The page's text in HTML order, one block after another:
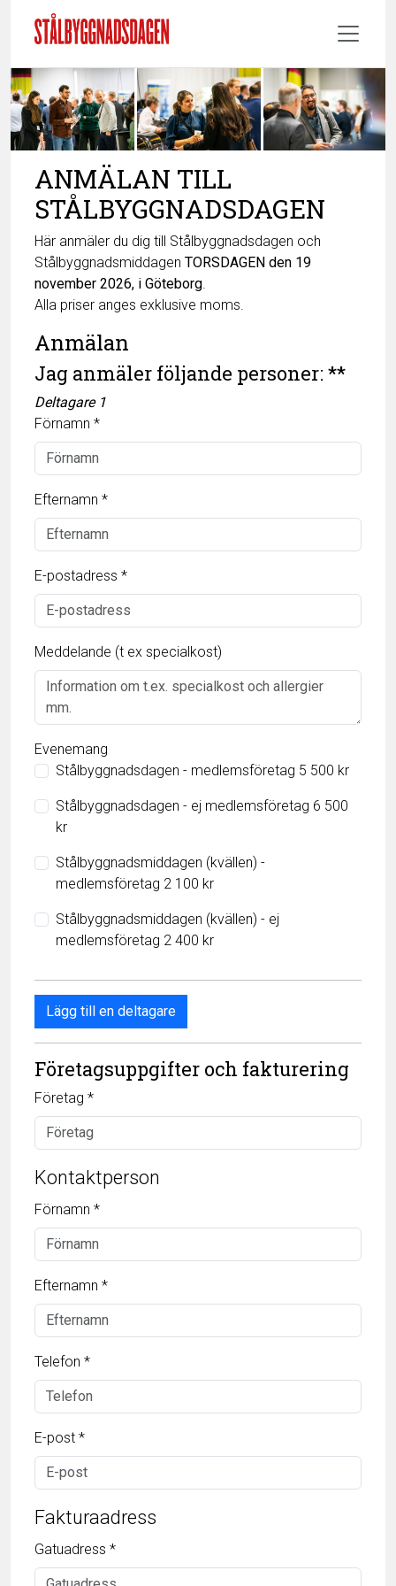
ANMÄLAN TILL
STÅLBYGGNADSDAGEN
Här anmäler du dig till Stålbyggnadsdagen och
Stålbyggnadsmiddagen TORSDAGEN den 19
november 2026, i Göteborg.
Alla priser anges exklusive moms.
Anmälan
Jag anmäler följande personer: **
Deltagare 1
Förnamn *
Efternamn *
E-postadress *
Meddelande (t ex specialkost)
Evenemang
Stålbyggnadsdagen - medlemsföretag 5 500 kr
Stålbyggnadsdagen - ej medlemsföretag 6 500
kr
Stålbyggnadsmiddagen (kvällen) -
medlemsföretag 2 100 kr
Stålbyggnadsmiddagen (kvällen) - ej
medlemsföretag 2 400 kr
Lägg till en deltagare
Företagsuppgifter och fakturering
Företag *
Kontaktperson
Förnamn *
Efternamn *
Telefon *
E-post *
Fakturaadress
Gatuadress *